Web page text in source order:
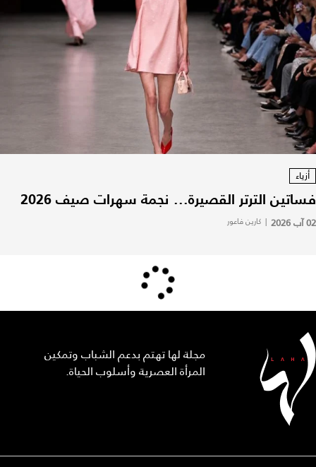
أزياء
فساتين الترتر القصيرة... نجمة سهرات صيف 2026
02 آب 2026 | كارين فاعور
مجلة لها تهتم بدعم الشباب وتمكين
المرأة العصرية وأسلوب الحياة.